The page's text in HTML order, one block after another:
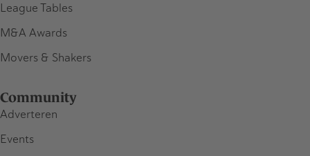
League Tables
M&A Awards
Movers & Shakers
Community
Adverteren
Events